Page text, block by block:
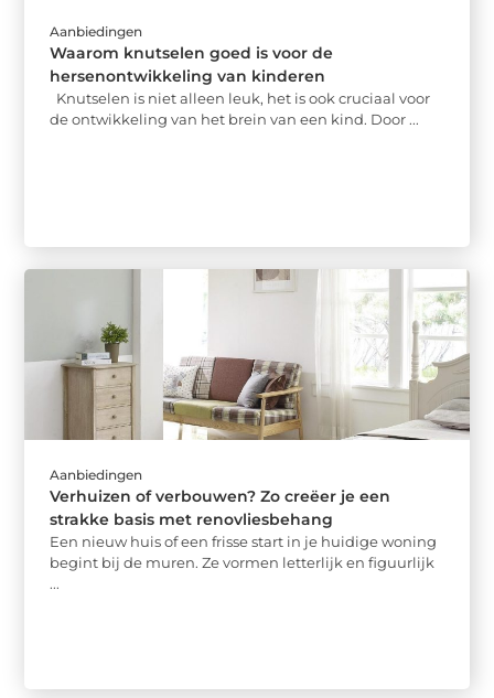
Aanbiedingen
Waarom knutselen goed is voor de
hersenontwikkeling van kinderen
Knutselen is niet alleen leuk, het is ook cruciaal voor
de ontwikkeling van het brein van een kind. Door ...
Aanbiedingen
Verhuizen of verbouwen? Zo creëer je een
strakke basis met renovliesbehang
Een nieuw huis of een frisse start in je huidige woning
begint bij de muren. Ze vormen letterlijk en figuurlijk
...